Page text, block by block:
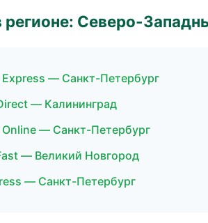
регионе: Северо-
— Санкт-Петербург
— Калининград
— Санкт-Петербург
— Великий Новгород
— Санкт-Петербург